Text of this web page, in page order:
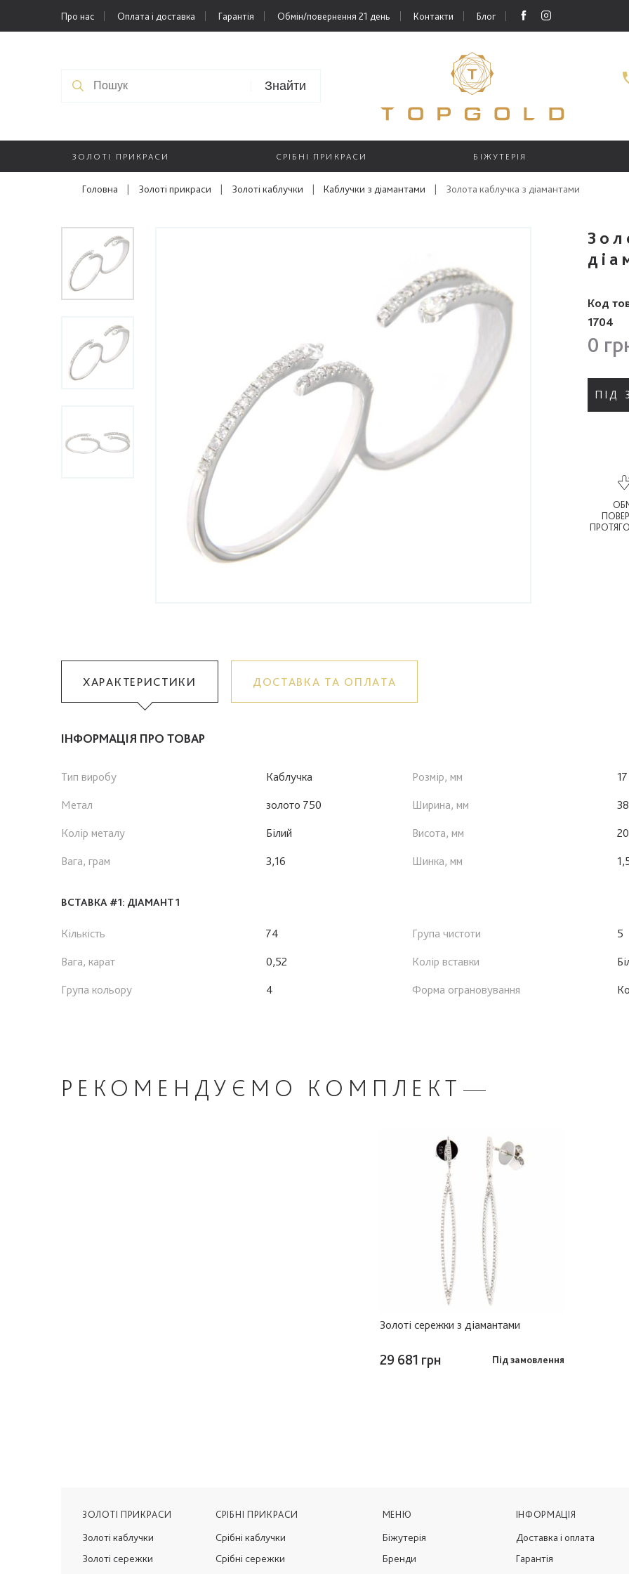
Про нас Оплата і доставка Гарантія Обмін/повернення 21 день Контакти Блог
Знайти
ЗОЛОТІ ПРИКРАСИ СРІБНІ ПРИКРАСИ БІЖУТЕРІЯ
Головна | Золоті прикраси | Золоті каблучки | Каблучки з діамантами | Золота каблучка з діамантами
Код
1704
0
ПІД
ХАРАКТЕРИСТИКИ ДОСТАВКА ТА ОПЛАТА
ІНФОРМАЦІЯ ПРО ТОВАР
Тип виробу
Каблучка
Метал
золото 750
Колір металу
Білий
Вага, грам
3,16
Розмір, мм
17
Ширина, мм
38
Висота, мм
20
Шинка, мм
ВСТАВКА #1: ДІАМАНТ 1
Кількість
74
Вага, карат
0,52
Група кольору
4
Група чистоти
5
Колір вставки
Форма ограновування
РЕКОМЕНДУЄМО КОМПЛЕКТ
Золоті сережки з діамантами
29 681 грн Під замовлення
ЗОЛОТІ ПРИКРАСИ
Золоті каблучки
Золоті сережки
СРІБНІ ПРИКРАСИ
Срібні каблучки
Срібні сережки
МЕНЮ
Біжутерія
Бренди
ІНФОРМАЦІЯ
Доставка і оплата
Гарантія